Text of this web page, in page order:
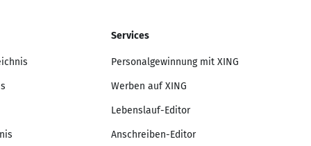
Services
Personalgewinnung mit XING
Werben auf XING
Lebenslauf-Editor
Anschreiben-Editor